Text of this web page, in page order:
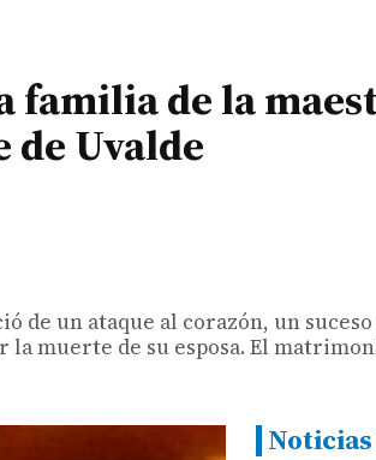
familia de la
de Uvalde
de un ataque al corazón, un
muerte de su esposa. El